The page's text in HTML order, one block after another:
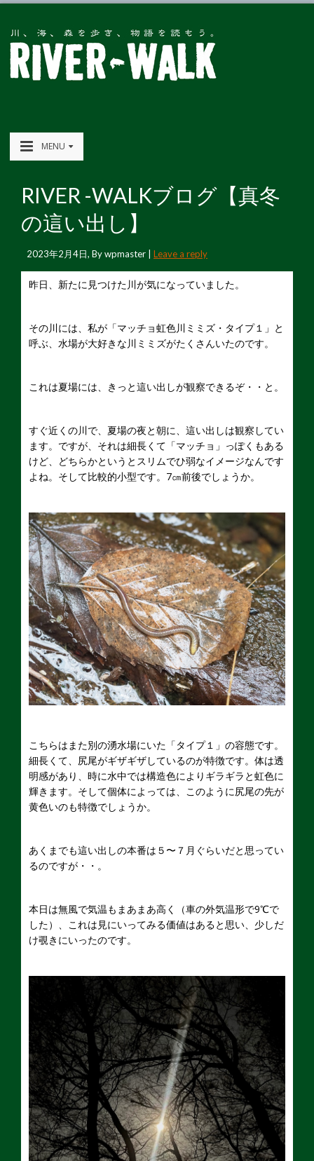
MENU
RIVER -WALKブログ【真冬
の這い出し】
2023年2月4日, Bywpmaster Leave a reply
昨日、新たに見つけた川が気になっていました。
その川には、私が「マッチョ虹色川ミミズ・タイプ１」と
呼ぶ、水場が大好きな川ミミズがたくさんいたのです。
これは夏場には、きっと這い出しが観察できるぞ・・と。
すぐ近くの川で、夏場の夜と朝に、這い出しは観察してい
ます。ですが、それは細長くて「マッチョ」っぽくもある
けど、どちらかというとスリムでひ弱なイメージなんです
よね。そして比較的小型です。7㎝前後でしょうか。
こちらはまた別の湧水場にいた「タイプ１」の容態です。
細長くて、尻尾がギザギザしているのが特徴です。体は透
明感があり、時に水中では構造色によりギラギラと虹色に
輝きます。そして個体によっては、このように尻尾の先が
黄色いのも特徴でしょうか。
あくまでも這い出しの本番は５〜７月ぐらいだと思ってい
るのですが・・。
本日は無風で気温もまあまあ高く（車の外気温形で9℃で
した）、これは見にいってみる価値はあると思い、少しだ
け覗きにいったのです。